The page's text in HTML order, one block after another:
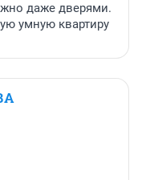
даже дверями.
умную квартиру